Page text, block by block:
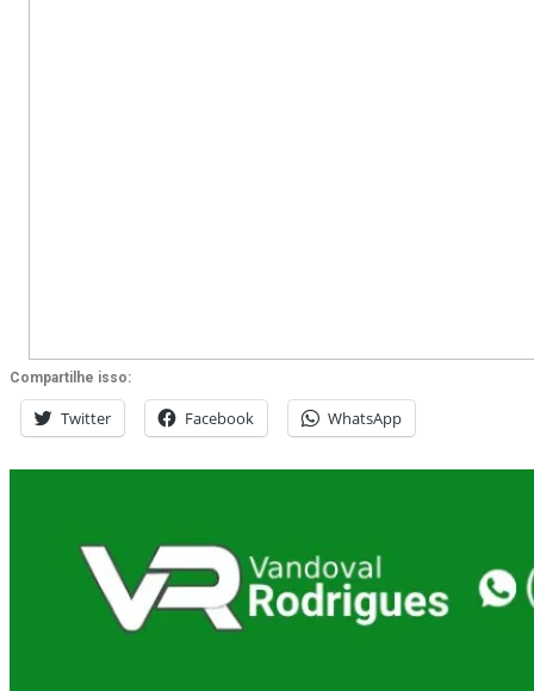
Compartilhe isso:
Twitter Facebook WhatsApp